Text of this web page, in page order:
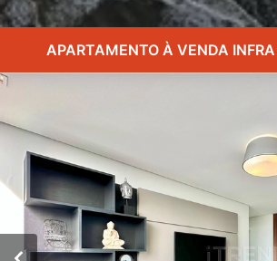
APARTAMENTO À VENDA